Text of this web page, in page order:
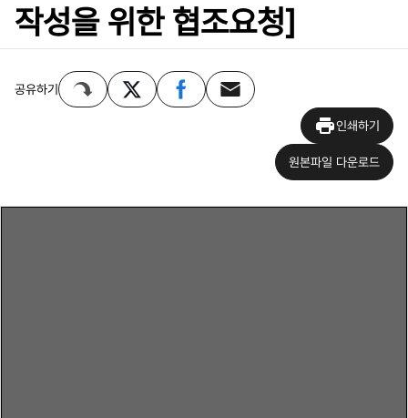
작성을 위한 협조요청]
공유하기
인쇄하기
원본파일 다운로드